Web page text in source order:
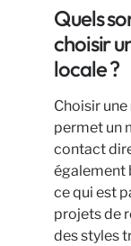
Quels
choisir
locale ?
Choisir une
permet un
contact
également
ce qui est
projets de
des styles